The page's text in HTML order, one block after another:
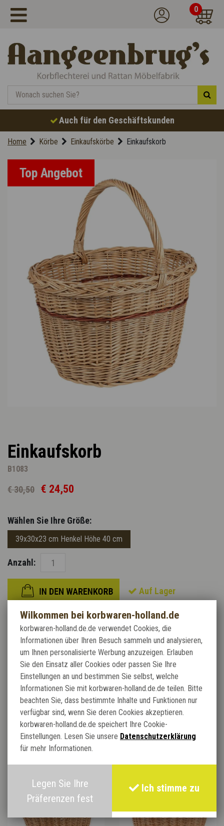
0
Auch für den Geschäftskunden
Home Körbe Einkaufskörbe Einkaufskorb
Top Angebot
Einkaufskorb
B1083
€ 30,50 € 24,50
Wählen Sie Ihre Größe:
39x30x23 cm Henkel Höhe 40 cm
Anzahl:
Auf Lager
Information:
Ein schöner Einkaufskorb aus 2 Weidenarten.
Material : Vollweide und vollweide gekocht
Verwandte Produkte:
Wilkommen bei korbwaren-holland.de
korbwaren-holland.de.de verwendet Cookies, die
Informationen über Ihren Besuch sammeln und analysieren,
um Ihnen personalisierte Werbung anzuzeigen. Erlauben
Sie den Einsatz aller Cookies oder passen Sie Ihre
Einstellungen an und bestimmen Sie selbst, welche
Informationen Sie mit korbwaren-holland.de.de teilen. Bitte
beachten Sie, dass bestimmte Inhalte und Funktionen nur
verfügbar sind, wenn Sie deren Cookies akzeptieren.
korbwaren-holland.de.de speichert Ihre Cookie-
Einstellungen. Lesen Sie unsere Datenschutzerklärung
für mehr Informationen.
Legen Sie Ihre
Präferenzen fest
Ich stimme zu